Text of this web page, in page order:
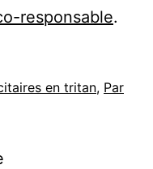
responsable.
en tritan, Par